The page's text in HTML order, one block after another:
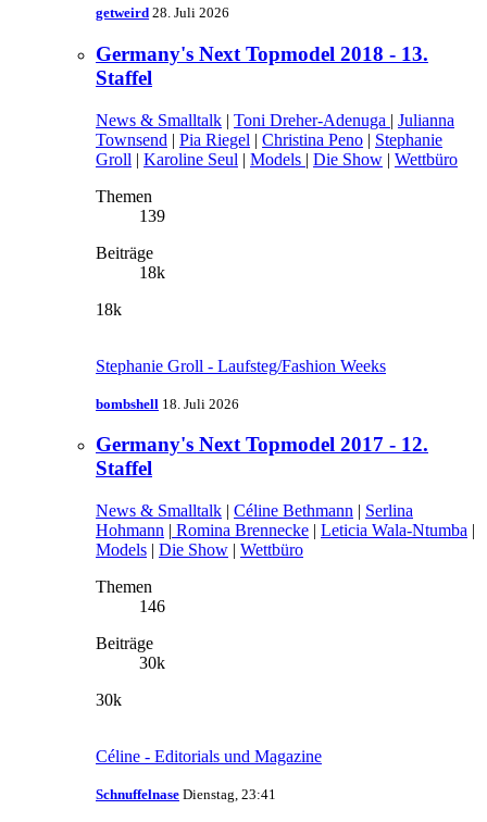
getweird 28. Juli 2026
Germany's Next Topmodel 2018 - 13.
Staffel
News & Smalltalk | Toni Dreher-Adenuga | Julianna
Townsend | Pia Riegel | Christina Peno | Stephanie
Groll | Karoline Seul | Models | Die Show | Wettbüro
Themen
139
Beiträge
18k
18k
Stephanie Groll - Laufsteg/Fashion Weeks
bombshell 18. Juli 2026
Germany's Next Topmodel 2017 - 12.
Staffel
News & Smalltalk | Céline Bethmann | Serlina
Hohmann | Romina Brennecke | Leticia Wala-Ntumba |
Models | Die Show | Wettbüro
Themen
146
Beiträge
30k
30k
Céline - Editorials und Magazine
Schnuffelnase Dienstag, 23:41